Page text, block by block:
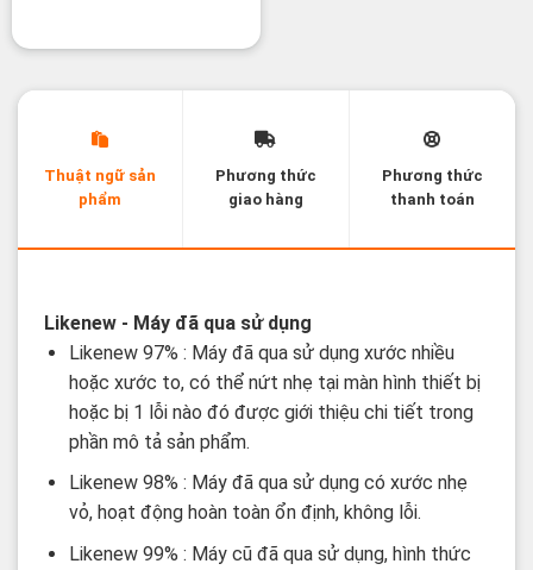
Thuật ngữ sản
phẩm
Phương thức
giao hàng
Phương thức
thanh toán
Likenew - Máy đã qua sử dụng
Likenew 97% : Máy đã qua sử dụng xước nhiều
hoặc xước to, có thể nứt nhẹ tại màn hình thiết bị
hoặc bị 1 lỗi nào đó được giới thiệu chi tiết trong
phần mô tả sản phẩm.
Likenew 98% : Máy đã qua sử dụng có xước nhẹ
vỏ, hoạt động hoàn toàn ổn định, không lỗi.
Likenew 99% : Máy cũ đã qua sử dụng, hình thức